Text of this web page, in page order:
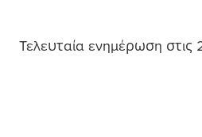
Τελευταία ενημέρωση στις